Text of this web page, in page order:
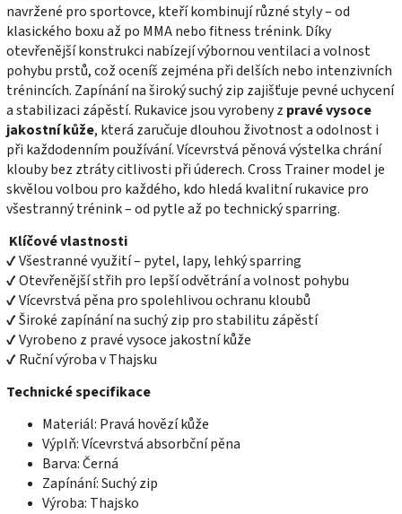
navržené pro sportovce, kteří kombinují různé styly – od
klasického boxu až po MMA nebo fitness trénink. Díky
otevřenější konstrukci nabízejí výbornou ventilaci a volnost
pohybu prstů, což oceníš zejména při delších nebo intenzivních
trénincích. Zapínání na široký suchý zip zajišťuje pevné uchycení
a stabilizaci zápěstí. Rukavice jsou vyrobeny z pravé vysoce
jakostní kůže, která zaručuje dlouhou životnost a odolnost i
při každodenním používání. Vícevrstvá pěnová výstelka chrání
klouby bez ztráty citlivosti při úderech. Cross Trainer model je
skvělou volbou pro každého, kdo hledá kvalitní rukavice pro
všestranný trénink – od pytle až po technický sparring.
Klíčové vlastnosti
✔ Všestranné využití – pytel, lapy, lehký sparring
✔ Otevřenější střih pro lepší odvětrání a volnost pohybu
✔ Vícevrstvá pěna pro spolehlivou ochranu kloubů
✔ Široké zapínání na suchý zip pro stabilitu zápěstí
✔ Vyrobeno z pravé vysoce jakostní kůže
✔ Ruční výroba v Thajsku
Technické specifikace
Materiál: Pravá hovězí kůže
Výplň: Vícevrstvá absorbční pěna
Barva: Černá
Zapínání: Suchý zip
Výroba: Thajsko